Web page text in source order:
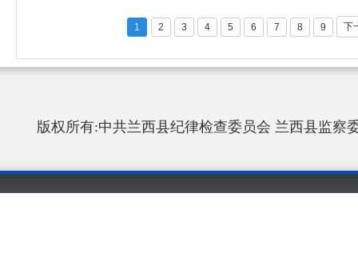
1 2 3 4 5 6 7 8 9 下
版权所有:中共兰西县纪律检查委员会 兰西县监察